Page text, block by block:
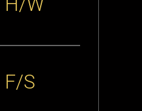
F/S